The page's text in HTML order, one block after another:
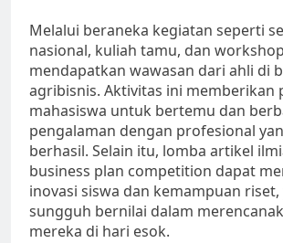
Melalui beraneka kegiatan seperti
nasional, kuliah tamu, dan
mendapatkan wawasan dari ahli di
agribisnis. Aktivitas ini memberikan
mahasiswa untuk bertemu dan
pengalaman dengan profesional
berhasil. Selain itu, lomba artikel
business plan competition dapat
inovasi siswa dan kemampuan riset,
sungguh bernilai dalam
mereka di hari esok.